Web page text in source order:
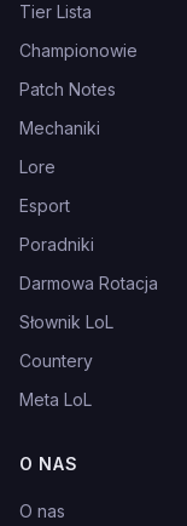
Tier Lista
Championowie
Patch Notes
Mechaniki
Lore
Esport
Poradniki
Darmowa Rotacja
Słownik LoL
Countery
Meta LoL
O NAS
O nas